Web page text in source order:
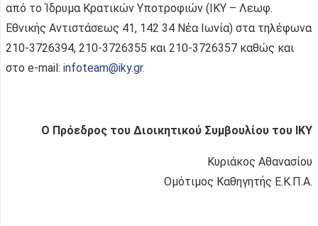
από το Ίδρυμα Κρατικών Υποτροφιών (ΙΚΥ – Λεωφ.
Εθνικής Αντιστάσεως 41, 142 34 Νέα Ιωνία) στα τηλέφωνα
210-3726394, 210-3726355 και 210-3726357 καθώς και
στο e-mail: infoteam@iky.gr.
Ο Πρόεδρος του Διοικητικού Συμβουλίου του ΙΚΥ
Κυριάκος Αθανασίου
Ομότιμος Καθηγητής Ε.Κ.Π.Α.